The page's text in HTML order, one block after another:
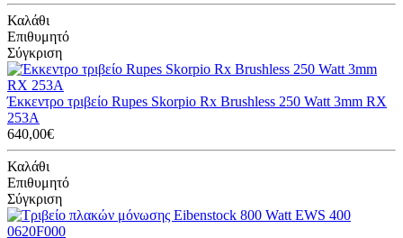
Καλάθι
Επιθυμητό
Σύγκριση
Έκκεντρο τριβείο Rupes Skorpio Rx Brushless 250 Watt 3mm RX
253A
640,00€
Καλάθι
Επιθυμητό
Σύγκριση